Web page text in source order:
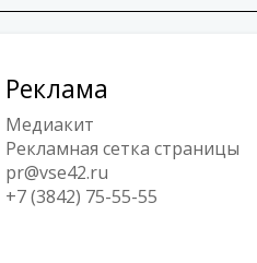
Реклама
Медиакит
Рекламная сетка страницы
pr@vse42.ru
+7 (3842) 75-55-55